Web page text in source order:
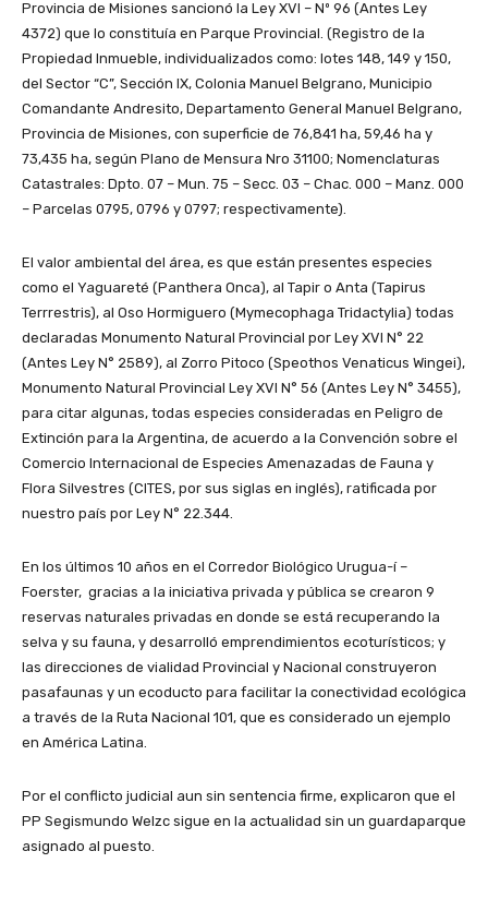
Provincia de Misiones sancionó la Ley XVI – Nº 96 (Antes Ley
4372) que lo constituía en Parque Provincial. (Registro de la
Propiedad Inmueble, individualizados como: lotes 148, 149 y 150,
del Sector “C”, Sección IX, Colonia Manuel Belgrano, Municipio
Comandante Andresito, Departamento General Manuel Belgrano,
Provincia de Misiones, con superficie de 76,841 ha, 59,46 ha y
73,435 ha, según Plano de Mensura Nro 31100; Nomenclaturas
Catastrales: Dpto. 07 – Mun. 75 – Secc. 03 – Chac. 000 – Manz. 000
– Parcelas 0795, 0796 y 0797; respectivamente).
El valor ambiental del área, es que están presentes especies
como el Yaguareté (Panthera Onca), al Tapir o Anta (Tapirus
Terrrestris), al Oso Hormiguero (Mymecophaga Tridactylia) todas
declaradas Monumento Natural Provincial por Ley XVI N° 22
(Antes Ley N° 2589), al Zorro Pitoco (Speothos Venaticus Wingei),
Monumento Natural Provincial Ley XVI N° 56 (Antes Ley N° 3455),
para citar algunas, todas especies consideradas en Peligro de
Extinción para la Argentina, de acuerdo a la Convención sobre el
Comercio Internacional de Especies Amenazadas de Fauna y
Flora Silvestres (CITES, por sus siglas en inglés), ratificada por
nuestro país por Ley N° 22.344.
En los últimos 10 años en el Corredor Biológico Urugua-í –
Foerster, gracias a la iniciativa privada y pública se crearon 9
reservas naturales privadas en donde se está recuperando la
selva y su fauna, y desarrolló emprendimientos ecoturísticos; y
las direcciones de vialidad Provincial y Nacional construyeron
pasafaunas y un ecoducto para facilitar la conectividad ecológica
a través de la Ruta Nacional 101, que es considerado un ejemplo
en América Latina.
Por el conflicto judicial aun sin sentencia firme, explicaron que el
PP Segismundo Welzc sigue en la actualidad sin un guardaparque
asignado al puesto.